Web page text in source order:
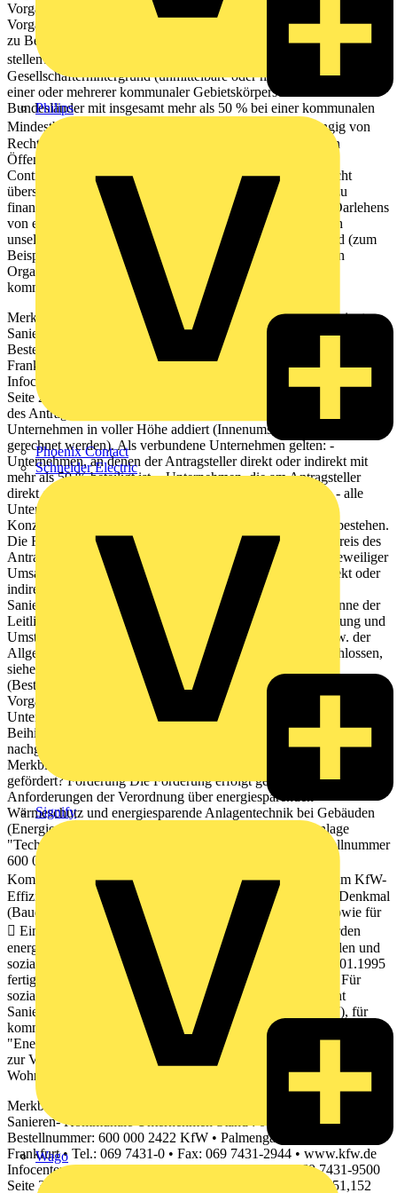
Philips
Phoenix Contact
Schneider Electric
Signify
Wago
Vorgaben. Detaillierte Informationen zu den beihilferechtlichen
Vorgaben für den Antragsteller enthält das "Allgemeine Merkblatt
zu Beihilfen" (Bestellnummer 600 000 0065). Wer kann Anträge
stellen?  Unternehmen mit mehrheitlich kommunalem
Gesellschafterhintergrund (unmittelbare oder mittelbare Beteiligung
einer oder mehrerer kommunaler Gebietskörperschaften oder
Bundesländer mit insgesamt mehr als 50 % bei einer kommunalen
Mindestbeteiligung von 25 %).  Unternehmen (unabhängig von
Rechtsform und Beteiligungsverhältnissen) im Rahmen von
Öffentlich-Privaten Partnerschaften (ÖPP-Modelle, z. B.
Contracting), deren Gruppenumsatz 500 Millionen Euro nicht
überschreitet. Voraussetzung ist, dass die mit KfW-Mitteln zu
finanzierenden Investitionsgüter für die Laufzeit des KfW-Darlehens
von einer kommunalen Gebietskörperschaft, einem rechtlich
unselbständigen Eigenbetrieb bzw. einem Gemeindeverband (zum
Beispiel kommunaler Zweckverband), einer gemeinnützigen
Organisation oder einem Unternehmen mit mehrheitlich
kommunalem Gesellschafterhintergrund genutzt werden.
Merkblatt Kommunale und soziale Infrastruktur Energieeffizient
Sanieren- Kommunale Unternehmen Stand : 09/2012 •
Bestellnummer: 600 000 2422 KfW • Palmengartenstr. 5-9 • 60325
Frankfurt • Tel.: 069 7431-0 • Fax: 069 7431-2944 • www.kfw.de
Infocenter • Tel.: 0800 5399002 (kostenfrei) • Fax: 069 7431-9500
Seite 2 Zur Ermittlung des Gruppenumsatzes werden der Umsatz
des Antragstellers und die Umsätze der mit ihm verbundenen
Unternehmen in voller Höhe addiert (Innenumsätze können heraus
gerechnet werden). Als verbundene Unternehmen gelten: -
Unternehmen, an denen der Antragsteller direkt oder indirekt mit
mehr als 50 % beteiligt ist, - Unternehmen, die am Antragsteller
direkt oder indirekt mit mehr als 50 % beteiligt sind, sowie - alle
Unternehmen, zwischen denen formelle und faktische
Konzernverhältnisse (zum Beispiel Gesellschafteridentität) bestehen.
Die Förderung ist ausgeschlossen, wenn im Gesellschafterkreis des
Antragstellers mehrere Unternehmen vertreten sind, deren jeweiliger
Umsatz die Höchstgrenze übersteigt und die zusammen direkt oder
indirekt zu mehr als 50 % am Antragsteller beteiligt sind.
Sanierungsfälle und Unternehmen in Schwierigkeiten im Sinne der
Leitlinien der Gemeinschaft für staatliche Beihilfen zur Rettung und
Umstrukturierung von Unternehmen in Schwierigkeiten bzw. der
Allgemeinen Gruppenfreistellungsverordnung sind ausgeschlossen,
siehe KfW-Merkblatt "Unternehmen in Schwierigkeiten"
(Bestellnummer 600 000 0193). Aufgrund beihilferechtlicher
Vorgaben der EU sind Unternehmen in bestimmten Branchen und
Unternehmen, die einer früheren
Beihilfenrückforderungsentscheidung der EU-Kommission nicht
nachgekommen sind, nicht förderfähig, siehe "Allgemeines
Merkblatt zu Beihilfen" (Bestellnummer 600 000 0065). Was wird
gefördert? Förderung Die Förderung erfolgt gemäß den
Anforderungen der Verordnung über energiesparenden
Wärmeschutz und energiesparende Anlagentechnik bei Gebäuden
(Energieeinsparver- ordnung - EnEV 2009 ) bzw. der Anlage
"Technische Mindestanforderungen" zum Merkblatt (Bestellnummer
600 000 0053) für Inhalt, Voraussetzungen
Kombinationsmöglichkeiten  energetische Sanierungen zum KfW-
Effizienzhaus 55, 70, 85 bzw. 100 und KfW-Effizienzhaus Denkmal
(Baudenkmale und sonstige erhaltenswerte Bausubstanz) sowie für
 Einzelmaßnahmen zur Energieeinsparung. Finanziert werden
energetische Maßnahmen an allen Gebäuden der kommunalen und
sozialen Infrastruktur (Nichtwohngebäude), die bis zum 01.01.1995
fertig gestellt worden sind und der EnEV 2009 unterliegen. Für
soziale Organisationen steht das Programm "Energieeffizient
Sanieren - Soziale Organisationen" (Programmnummer 157), für
kommunale Gebietskörperschaften das KfW-Programm
"Energieeffizient Sanieren - Kommunen" (Programmnummer 218)
zur Verfügung . Die Förderung der energetischen Sanierung von
Wohngebäuden erfolgt im KfW-Programm
Merkblatt Kommunale und soziale Infrastruktur Energieeffizient
Sanieren- Kommunale Unternehmen Stand : 09/2012 •
Bestellnummer: 600 000 2422 KfW • Palmengartenstr. 5-9 • 60325
Frankfurt • Tel.: 069 7431-0 • Fax: 069 7431-2944 • www.kfw.de
Infocenter • Tel.: 0800 5399002 (kostenfrei) • Fax: 069 7431-9500
Seite 3 "Energieeffizient Sanieren" (Programmnummern 151,152